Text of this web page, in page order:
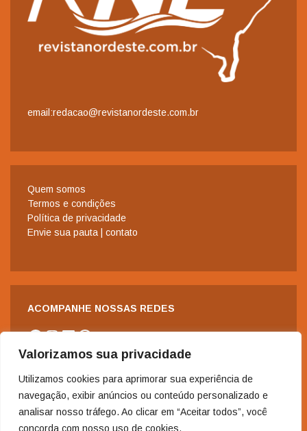
Valorizamos sua privacidade
Utilizamos cookies para aprimorar sua experiência de
navegação, exibir anúncios ou conteúdo personalizado e
analisar nosso tráfego. Ao clicar em “Aceitar todos”, você
concorda com nosso uso de cookies.
email:redacao@revistanordeste.com.br
Quem somos
Termos e condições
Política de privacidade
Envie sua pauta | contato
ACOMPANHE NOSSAS REDES
Facebook
Instagram
LinkedIn
WhatsApp